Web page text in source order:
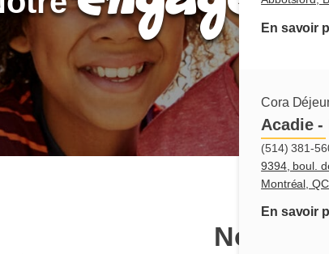
En savoir
Cora
Acadie -
(514) 381-
9394, boul.
Montréal,
En savoir
Notre